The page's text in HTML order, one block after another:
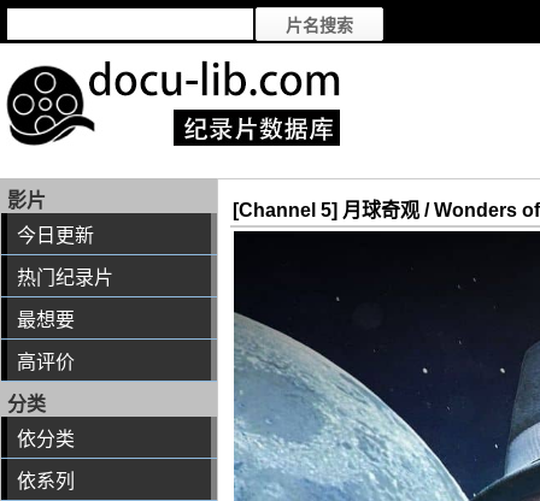
影片
今日更新
热门纪录片
最想要
高评价
分类
依分类
依系列
[Channel 5] 月球奇观 / Wonders